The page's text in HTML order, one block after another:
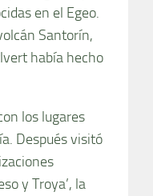
en el Egeo.
Santorín,
había hecho
los lugares
Después visitó
y Troya’, la